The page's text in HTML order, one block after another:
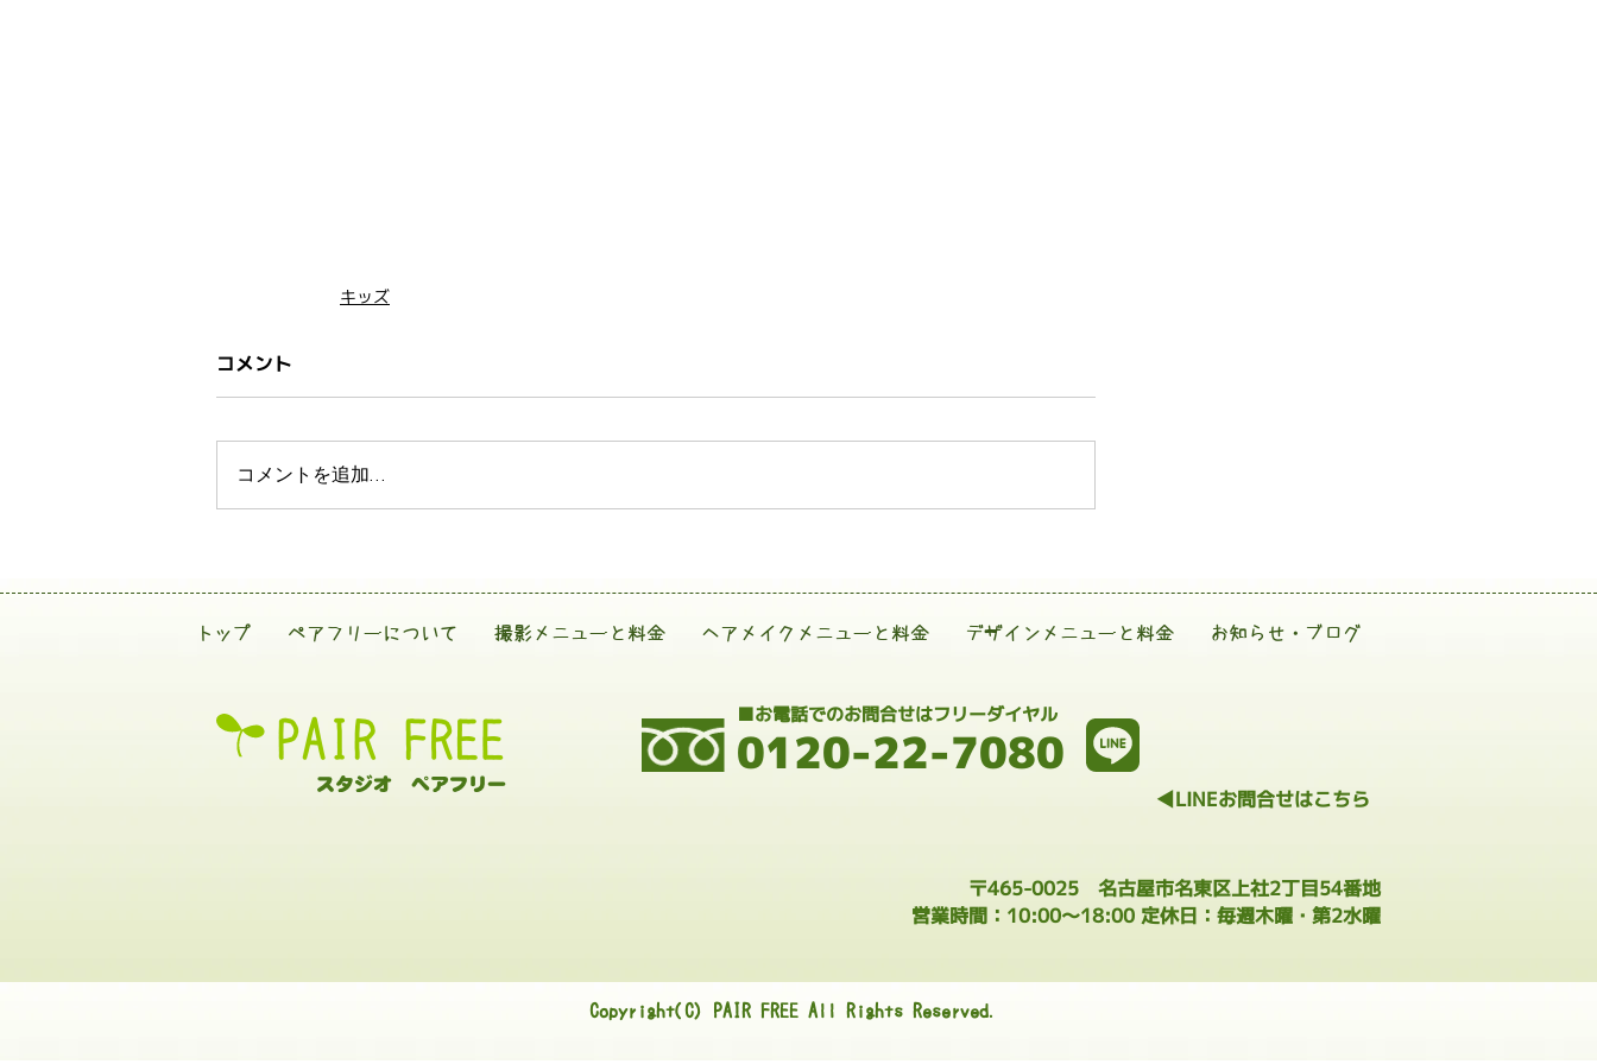
キッズ
コメント
コメントを追加…
トップ ペアフリーについて 撮影メニューと料金 ヘアメイクメニューと料金 デザインメニューと料金 お知らせ・ブログ
0120-22-7080
■お電話でのお問合せはフリーダイヤル
◀LINEお問合せはこちら
〒465-0025 名古屋市名東区上社2丁目54番地
営業時間：10:00～18:00 定休日：毎週木曜・第2水曜
Copyright(C) PAIR FREE All Rights Reserved.